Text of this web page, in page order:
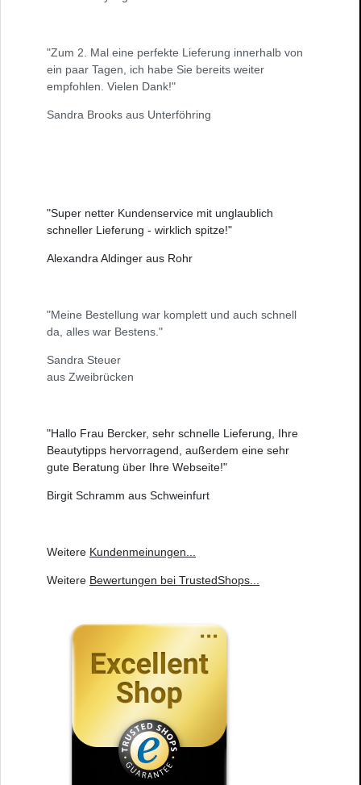
"Zum 2. Mal eine perfekte Lieferung innerhalb von
ein paar Tagen, ich habe Sie bereits weiter
empfohlen. Vielen Dank!"
Sandra Brooks aus Unterföhring
"Super netter Kundenservice mit unglaublich
schneller Lieferung - wirklich spitze!"
Alexandra Aldinger aus Rohr
"Meine Bestellung war komplett und auch schnell
da, alles war Bestens."
Sandra Steuer
aus Zweibrücken
"Hallo Frau Bercker, sehr schnelle Lieferung, Ihre
Beautytipps hervorragend, außerdem eine sehr
gute Beratung über Ihre Webseite!"
Birgit Schramm aus Schweinfurt
Weitere Kundenmeinungen...
Weitere Bewertungen bei TrustedShops...